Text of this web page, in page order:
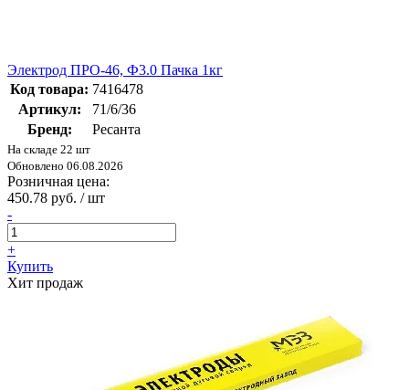
Электрод ПРО-46, Ф3.0 Пачка 1кг
Код товара: 7416478
Артикул:
71/6/36
Бренд:
Ресанта
На складе 22 шт
Обновлено 06.08.2026
Розничная цена:
450.78 руб. / шт
-
+
Купить
Хит продаж